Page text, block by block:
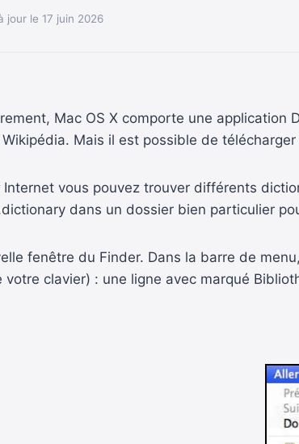
jour le 17 juin 2026
Mac OS X comporte une
Wikipédia. Mais il est possible de
Internet vous pouvez trouver différents
dans un dossier bien particulier
fenêtre du Finder. Dans la barre de
clavier) : une ligne avec marqué